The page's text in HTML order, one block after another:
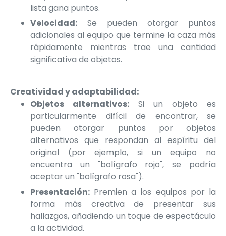
lista gana puntos.
Velocidad: Se pueden otorgar puntos
adicionales al equipo que termine la caza más
rápidamente mientras trae una cantidad
significativa de objetos.
Creatividad y adaptabilidad:
Objetos alternativos: Si un objeto es
particularmente difícil de encontrar, se
pueden otorgar puntos por objetos
alternativos que respondan al espíritu del
original (por ejemplo, si un equipo no
encuentra un "bolígrafo rojo", se podría
aceptar un "bolígrafo rosa").
Presentación: Premien a los equipos por la
forma más creativa de presentar sus
hallazgos, añadiendo un toque de espectáculo
a la actividad.